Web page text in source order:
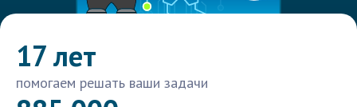
17 лет
помогаем решать ваши задачи